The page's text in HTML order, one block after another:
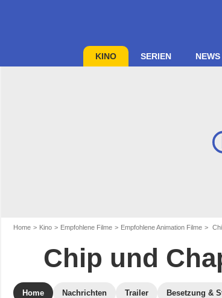
KINO SERIEN NEWS
Home Kino Empfohlene Filme Empfohlene Animation Filme
Chip und
Home Nachrichten Trailer Besetzung &